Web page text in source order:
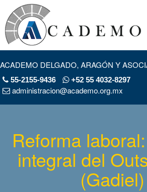
ACADEMO DELGADO, ARAGÓN Y
55-2155-9436 +52 55 4032-8297
administracion@academo.org.mx
Reforma
integral del
(Gadiel)